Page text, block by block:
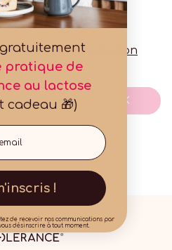
de vie !😁
Politique de protection
OK
gratuitement
pratique de
au lactose
cadeau 🎁)
!
de recevoir nos communications par
désinscrire à tout moment.